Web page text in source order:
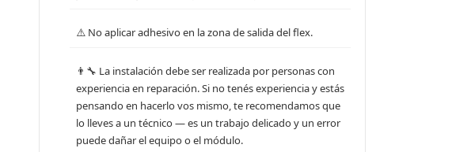
⚠️ No aplicar adhesivo en la zona de salida del flex.
👨‍🔧 La instalación debe ser realizada por personas con
experiencia en reparación. Si no tenés experiencia y estás
pensando en hacerlo vos mismo, te recomendamos que
lo lleves a un técnico — es un trabajo delicado y un error
puede dañar el equipo o el módulo.